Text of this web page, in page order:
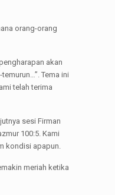
orang-orang
akan
Tema ini
telah terima
sesi Firman
100:5. Kami
kondisi apapun.
meriah ketika